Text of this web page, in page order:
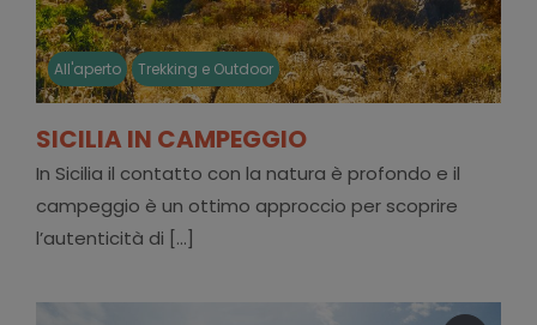
All'aperto Trekking e Outdoor
SICILIA IN CAMPEGGIO
In Sicilia il contatto con la natura è profondo e il
campeggio è un ottimo approccio per scoprire
l’autenticità di [...]